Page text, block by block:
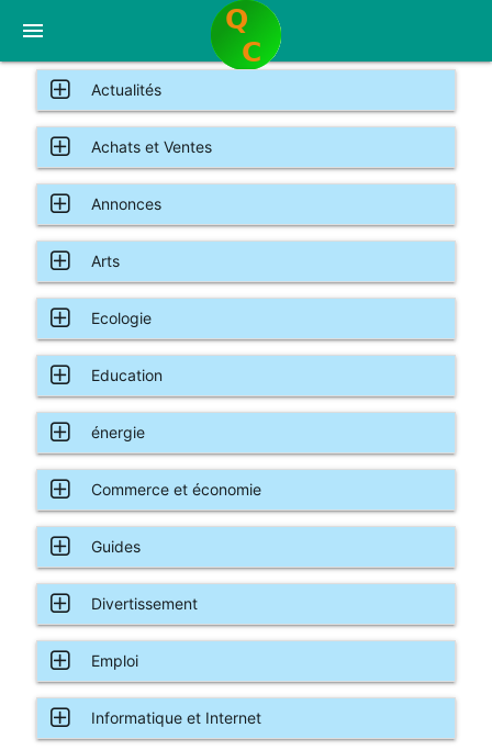
menu
Actualités
Achats et Ventes
Annonces
Arts
Ecologie
Education
énergie
Commerce et économie
Guides
Divertissement
Emploi
Informatique et Internet